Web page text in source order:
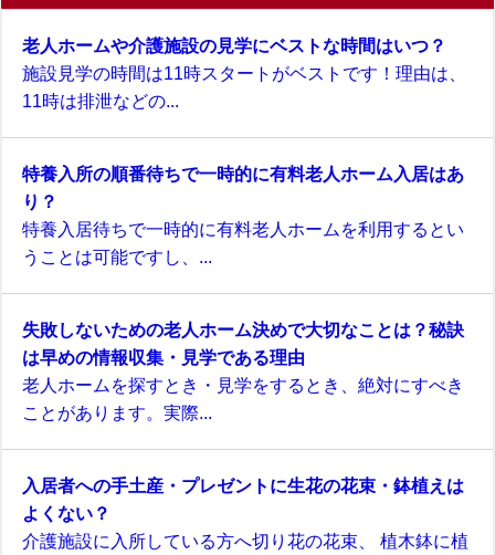
老人ホームや介護施設の見学にベストな時間はいつ？
施設見学の時間は11時スタートがベストです！理由は、
11時は排泄などの...
特養入所の順番待ちで一時的に有料老人ホーム入居はあ
り？
特養入居待ちで一時的に有料老人ホームを利用するとい
うことは可能ですし、...
失敗しないための老人ホーム決めで大切なことは？秘訣
は早めの情報収集・見学である理由
老人ホームを探すとき・見学をするとき、絶対にすべき
ことがあります。実際...
入居者への手土産・プレゼントに生花の花束・鉢植えは
よくない？
介護施設に入所している方へ切り花の花束、 植木鉢に植